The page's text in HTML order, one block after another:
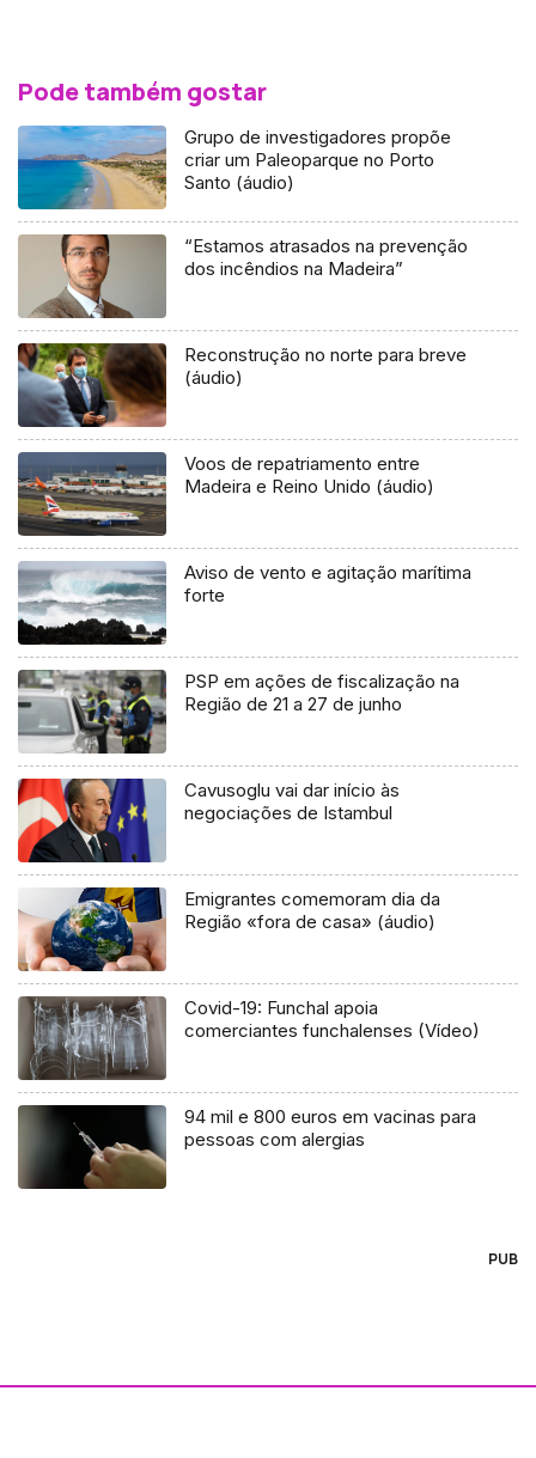
Pode também gostar
Grupo de investigadores propõe
criar um Paleoparque no Porto
Santo (áudio)
“Estamos atrasados na prevenção
dos incêndios na Madeira”
Reconstrução no norte para breve
(áudio)
Voos de repatriamento entre
Madeira e Reino Unido (áudio)
Aviso de vento e agitação marítima
forte
PSP em ações de fiscalização na
Região de 21 a 27 de junho
Cavusoglu vai dar início às
negociações de Istambul
Emigrantes comemoram dia da
Região «fora de casa» (áudio)
Covid-19: Funchal apoia
comerciantes funchalenses (Vídeo)
94 mil e 800 euros em vacinas para
pessoas com alergias
PUB